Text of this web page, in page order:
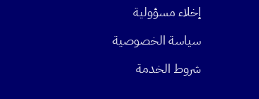
إخلاء مسؤولية
سياسة الخصوصية
شروط الخدمة